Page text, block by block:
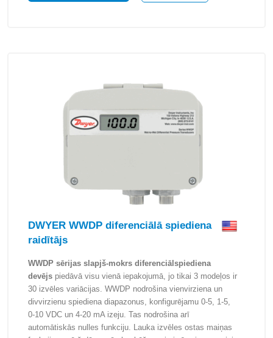
DWYER WWDP diferenciālā spiediena
raidītājs
WWDP sērijas slapjš-mokrs diferenciālspiediena
devējs piedāvā visu vienā iepakojumā, jo tikai 3 modeļos ir
30 izvēles variācijas. WWDP nodrošina vienvirziena un
divvirzienu spiediena diapazonus, konfigurējamu 0-5, 1-5,
0-10 VDC un 4-20 mA izeju. Tas nodrošina arī
automātiskās nulles funkciju. Lauka izvēles ostas maiņas